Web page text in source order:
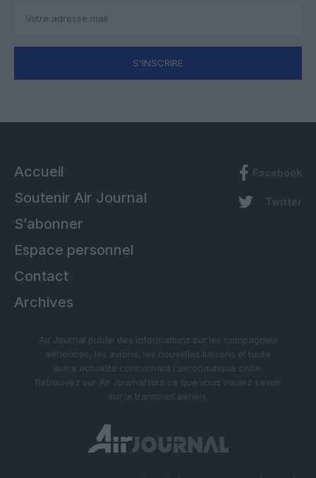
S'INSCRIRE
Accueil
Soutenir Air Journal
S’abonner
Espace personnel
Contact
Archives